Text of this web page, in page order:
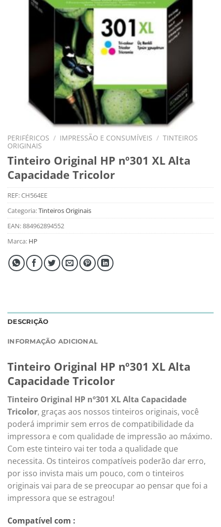
PERIFÉRICOS / IMPRESSÃO E CONSUMÍVEIS / TINTEIROS
ORIGINAIS
Tinteiro Original HP nº301 XL Alta
Capacidade Tricolor
REF:CH564EE
Categoria:Tinteiros Originais
EAN:884962894552
Marca: HP
DESCRIÇÃO
INFORMAÇÃO ADICIONAL
Tinteiro Original HP nº301 XL Alta
Capacidade Tricolor
Tinteiro Original HP nº301 XL Alta Capacidade
Tricolor, graças aos nossos tinteiros originais, você
poderá imprimir sem erros de compatibilidade da
impressora e com qualidade de impressão ao máximo.
Com este tinteiro vai ter toda a qualidade que
necessita. Os tinteiros compatíveis poderão dar erro,
por isso invista mais um pouco, com o tinteiros
originais vai para de se preocupar ao pensar que foi a
impressora que se estragou!
Compatível com :